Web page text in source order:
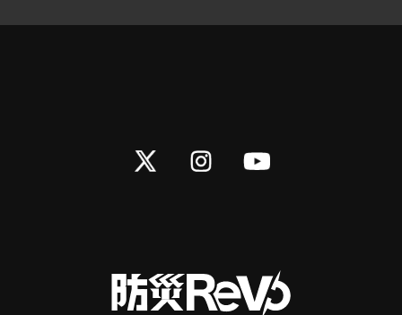
InstagramYouTube